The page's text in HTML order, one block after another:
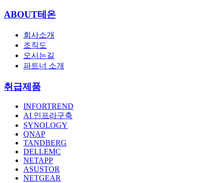
ABOUT테온
회사소개
조직도
오시는길
파트너 소개
취급제품
INFORTREND
AI 인프라구축
SYNOLOGY
QNAP
TANDBERG
DELLEMC
NETAPP
ASUSTOR
NETGEAR